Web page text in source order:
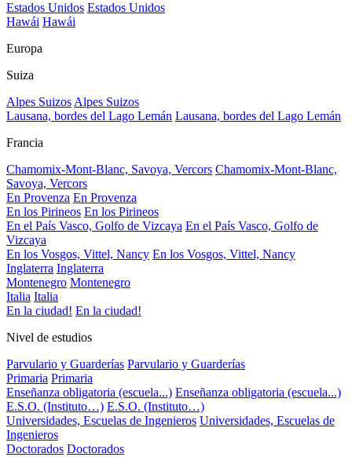
Estados Unidos Estados Unidos
Hawái Hawái
Europa
Suiza
Alpes SuizosAlpes Suizos
Lausana, bordes del Lago Lemán Lausana, bordes del Lago Lemán
Francia
Chamomix-Mont-Blanc, Savoya, Vercors Chamomix-Mont-Blanc,
Savoya, Vercors
En Provenza En Provenza
En los Pirineos En los Pirineos
En el País Vasco, Golfo de Vizcaya En el País Vasco, Golfo de
Vizcaya
En los Vosgos, Vittel, Nancy En los Vosgos, Vittel, Nancy
Inglaterra Inglaterra
Montenegro Montenegro
Italia Italia
En la ciudad! En la ciudad!
Nivel de estudios
Parvulario y Guarderías Parvulario y Guarderías
Primaria Primaria
Enseñanza obligatoria (escuela...) Enseñanza obligatoria (escuela...)
E.S.O. (Instituto…) E.S.O. (Instituto…)
Universidades, Escuelas de Ingenieros Universidades, Escuelas de
Ingenieros
Doctorados Doctorados